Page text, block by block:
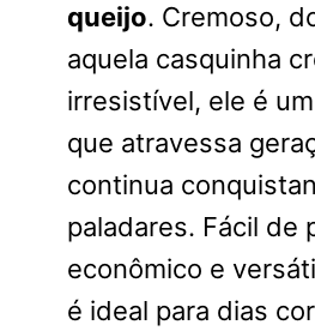
queijo. Cremoso,
aquela casquinha
irresistível, ele é
que atravessa
continua
paladares. Fácil de
econômico e
é ideal para dias